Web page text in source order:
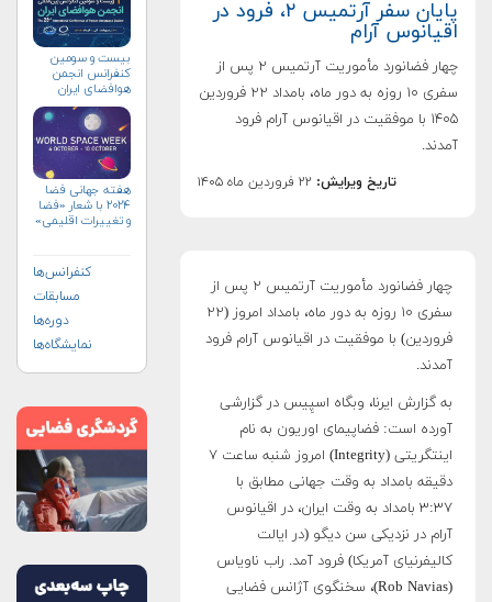
پایان سفر آرتمیس ۲، فرود در
اقیانوس آرام
چهار فضانورد مأموریت آرتمیس ۲ پس از
سفری ۱۰ روزه به دور ماه، بامداد ۲۲ فروردین
۱۴۰۵ با موفقیت در اقیانوس آرام فرود
آمدند.
تاریخ ویرایش: ۲۲ فروردین ماه ۱۴۰۵
چهار فضانورد مأموریت آرتمیس ۲ پس از
سفری ۱۰ روزه به دور ماه، بامداد امروز (۲۲
فروردین) با موفقیت در اقیانوس آرام فرود
آمدند.
به گزارش ایرنا، وبگاه اسپِیس در گزارشی
آورده است: فضاپیمای اوریون به نام
اینتگریتی (Integrity) امروز شنبه ساعت ۷
دقیقه بامداد به وقت جهانی مطابق با
۳:۳۷ بامداد به وقت ایران، در اقیانوس
آرام در نزدیکی سن دیگو (در ایالت
کالیفرنیای آمریکا) فرود آمد. راب ناویاس
(Rob Navias)، سخنگوی آژانس فضایی
بیست و سومین
کنفرانس انجمن
هوافضای ايران
هفته جهانی فضا
۲۰۲۴ با شعار «فضا
و تغییرات اقلیمی»
کنفرانس‌ها
مسابقات
دوره‌ها
نمایشگاه‌ها